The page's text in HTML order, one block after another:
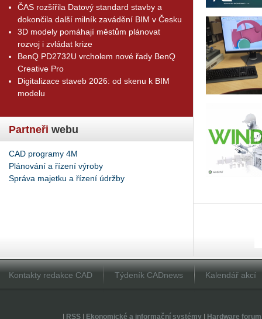
ČAS rozšířila Datový standard stavby a
dokončila další milník zavádění BIM v Česku
3D modely pomáhají městům plánovat
rozvoj i zvládat krize
BenQ PD2732U vrcholem nové řady BenQ
Creative Pro
Digitalizace staveb 2026: od skenu k BIM
modelu
Partneři webu
CAD programy 4M
Plánování a řízení výroby
Správa majetku a řízení údržby
Kontakty redakce CAD Týdeník CADnews Kalendář akcí
RSS| Ekonomické a informační systémy| Hardware forum